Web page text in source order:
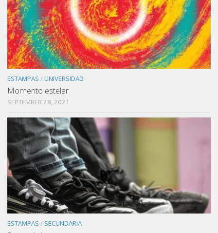
ESTAMPAS /UNIVERSIDAD
Momento estelar
SEPTEMBER 28, 2021
ESTAMPAS / SECUNDARIA